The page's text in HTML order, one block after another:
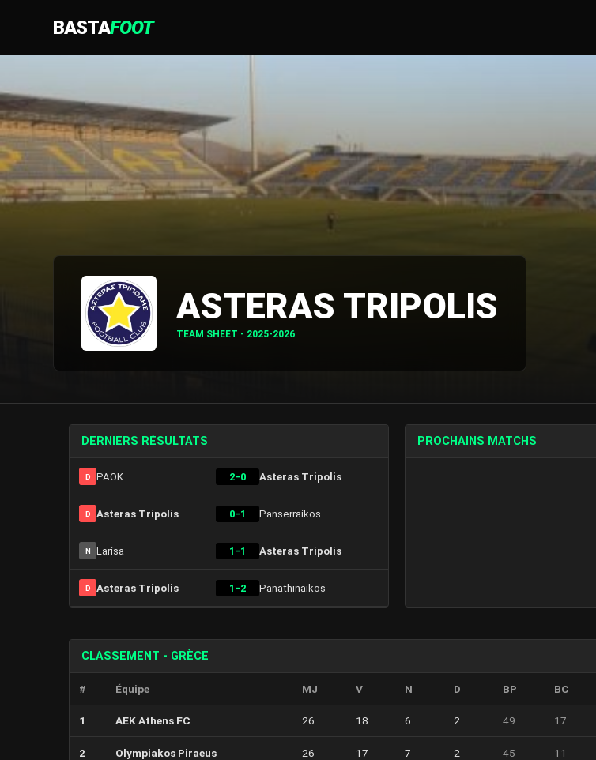
BASTAFOOT
ASTERAS TRIPOLIS
TEAM SHEET - 2025-2026
DERNIERS RÉSULTATS
D PAOK 2-0 Asteras Tripolis
D Asteras Tripolis 0-1 Panserraikos
N Larisa 1-1 Asteras Tripolis
D Asteras Tripolis 1-2 Panathinaikos
PROCHAINS MATCHS
CLASSEMENT - GRÈCE
# Équipe MJ V N D BP BC
1 AEK Athens FC 26 18 6 2 49 17
2 Olympiakos Piraeus 26 17 7 2 45 11